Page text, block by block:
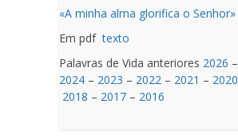
«A minha alma glorifica o Senhor»
Em pdftexto
Palavras de Vida anteriores 2026 –
2024 – 2023 – 2022 – 2021 – 2020
2018 – 2017 – 2016